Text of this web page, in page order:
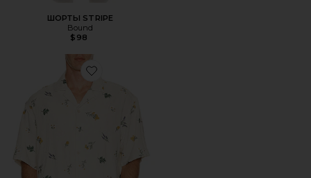
ШОРТЫ STRIPE
Bound
$98
Favorite РУБАШКА BOTANIC